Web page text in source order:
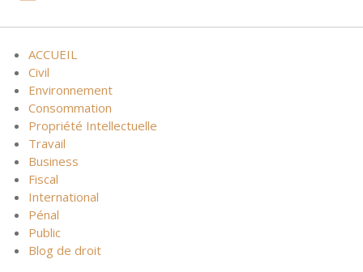
ACCUEIL
Civil
Environnement
Consommation
Propriété Intellectuelle
Travail
Business
Fiscal
International
Pénal
Public
Blog de droit